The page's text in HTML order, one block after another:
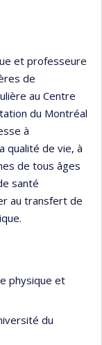
et professeure
de
au Centre
du Montréal
à
qualité de vie, à
de tous âges
santé
au transfert de
physique et
du